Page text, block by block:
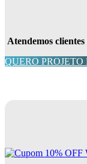
Atendemos
QUERO